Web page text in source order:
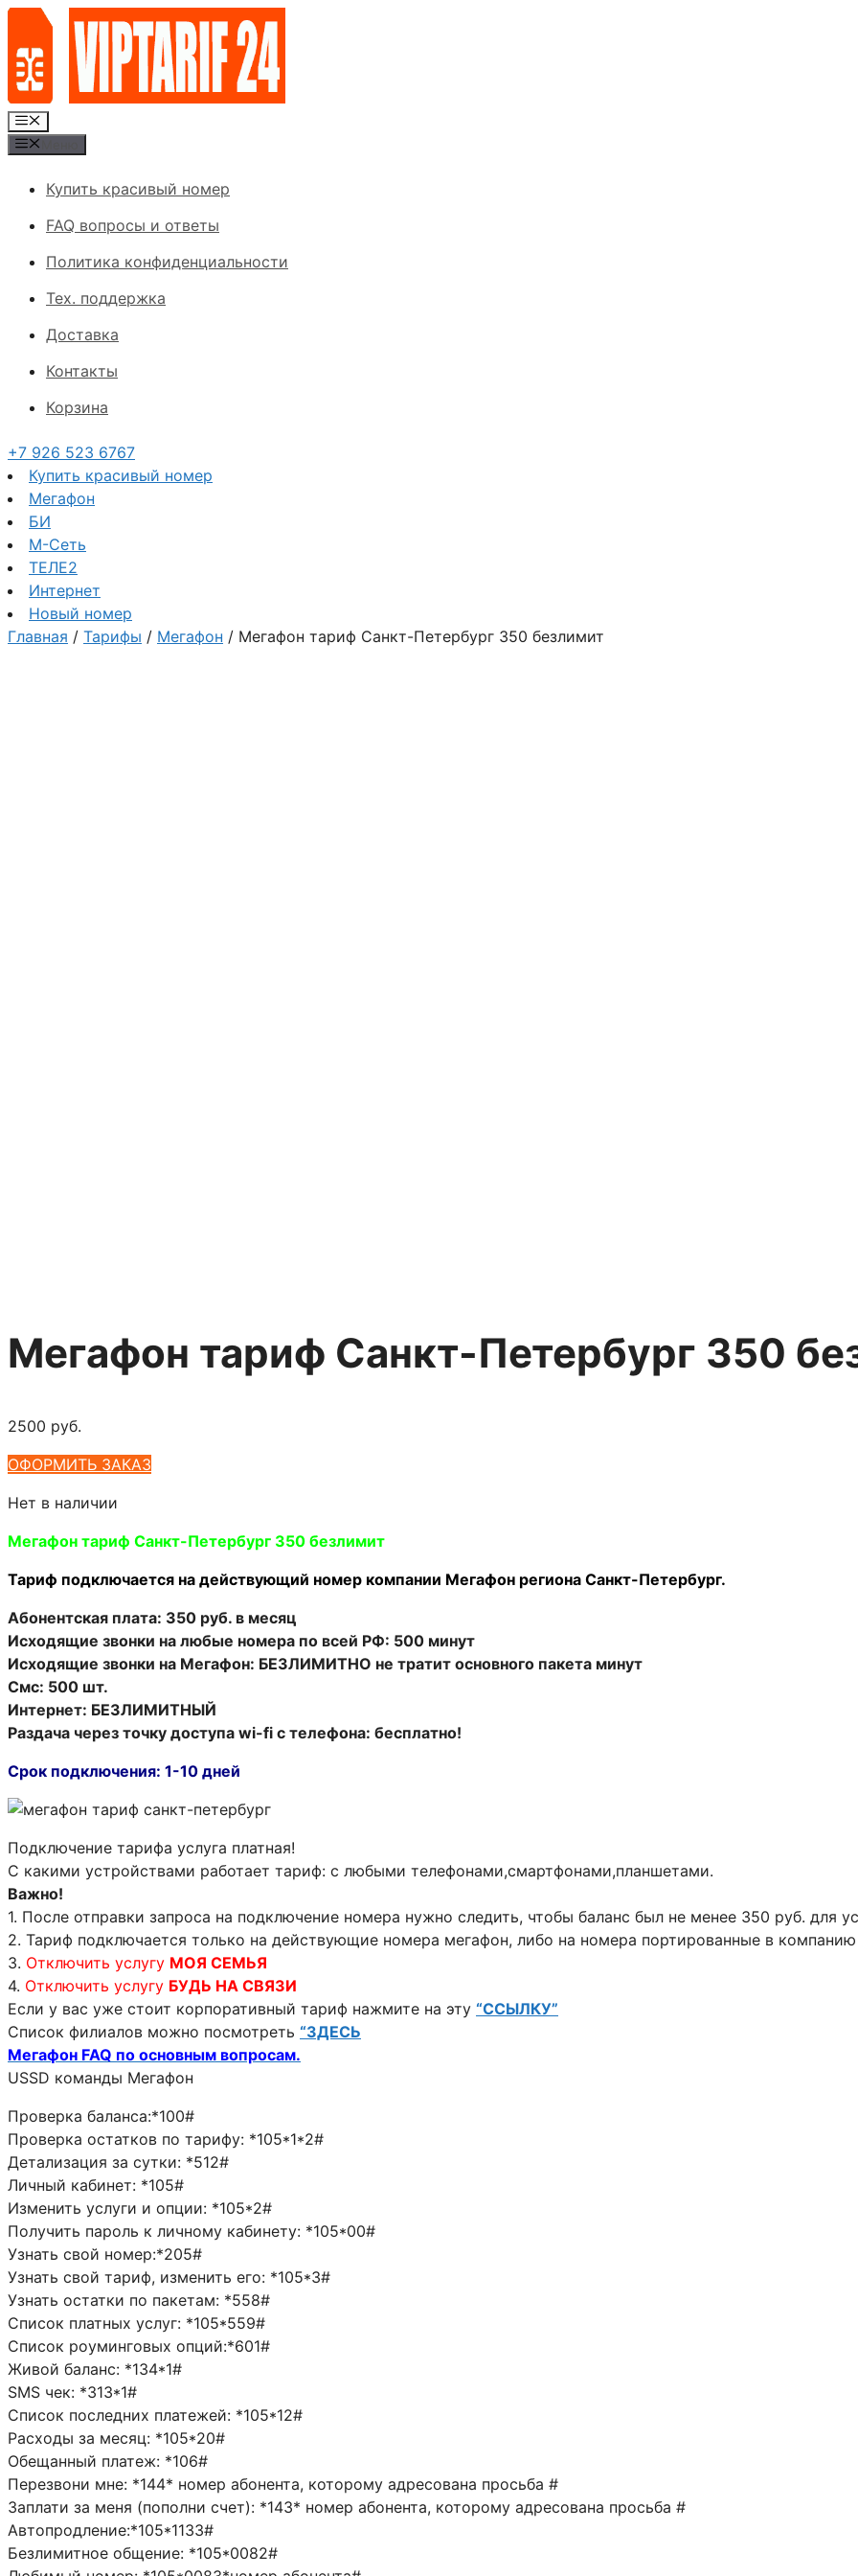
Перейти
содержимому
Меню
Купить красивый номер
FAQ вопросы и ответы
Политика конфиденциальности
Тех. поддержка
Доставка
Контакты
Корзина
+7 926 523 6767
Купить красивый номер
Мегафон
БИ
М-Сеть
ТЕЛЕ2
Интернет
Новый номер
Главная / Тарифы / Мегафон / Мегафон тариф Санкт-Петербург 350 безлимит
Мегафон тариф Санкт-Петербург 350
2500 руб.
ОФОРМИТЬ ЗАКАЗ
Нет в наличии
Мегафон тариф Санкт-Петербург 350 безлимит
Тариф подключается на действующий номер компании Мегафон региона Санкт-Петербург.
Абонентская плата: 350 руб. в месяц
Исходящие звонки на любые номера по всей РФ: 500 минут
Исходящие звонки на Мегафон: БЕЗЛИМИТНО не тратит основного пакета минут
Смс: 500 шт.
Интернет: БЕЗЛИМИТНЫЙ
Раздача через точку доступа wi-fi с телефона: бесплатно!
Срок подключения: 1-10 дней
Подключение тарифа услуга платная!
С какими устройствами работает тариф: с любыми телефонами,смартфонами,планшетами.
Важно!
1. После отправки запроса на подключение номера нужно следить, чтобы баланс был не менее 350 руб. для
2. Тариф подключается только на действующие номера мегафон, либо на номера портированные в компанию
3. Отключить услугу МОЯ СЕМЬЯ
4. Отключить услугу БУДЬ НА СВЯЗИ
Если у вас уже стоит корпоративный тариф нажмите на эту “ССЫЛКУ”
Список филиалов можно посмотреть “ЗДЕСЬ
Мегафон FAQ по основным вопросам.
USSD команды Мегафон
Проверка баланса:*100#
Проверка остатков по тарифу: *105*1*2#
Детализация за сутки: *512#
Личный кабинет: *105#
Изменить услуги и опции: *105*2#
Получить пароль к личному кабинету: *105*00#
Узнать свой номер:*205#
Узнать свой тариф, изменить его: *105*3#
Узнать остатки по пакетам: *558#
Список платных услуг: *105*559#
Список роуминговых опций:*601#
Живой баланс: *134*1#
SMS чек: *313*1#
Список последних платежей: *105*12#
Расходы за месяц: *105*20#
Обещанный платеж: *106#
Перезвони мне: *144* номер абонента, которому адресована просьба #
Заплати за меня (пополни счет): *143* номер абонента, которому адресована просьба #
Автопродление:*105*1133#
Безлимитное общение: *105*0082#